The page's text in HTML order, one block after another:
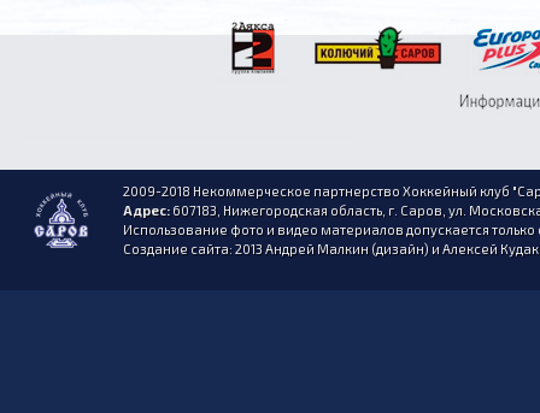
2009-2018 Некоммерческое партнерство Хоккейный клуб
Адрес:607183, Нижегородская область, г. Саров, ул.
Использование фото и видео материалов допускается
Создание сайта: 2013 Андрей Малкин (дизайн) и Алексей